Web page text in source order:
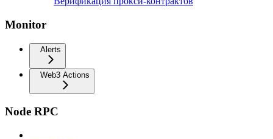
Monitor
Alerts
Web3 Actions
Node RPC